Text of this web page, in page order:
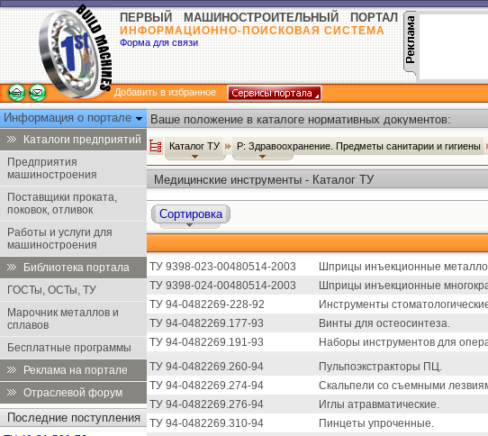
ПЕРВЫЙ МАШИНОСТРОИТЕЛЬНЫЙ ПОРТАЛ
ИНФОРМАЦИОННО-ПОИСКОВАЯ СИСТЕМА
Форма для связи
Добавить в избранное
Информация о портале
Каталоги предприятий
Предприятия
машиностроения
Поставщики проката,
поковок, отливок
Работы и услуги для
машиностроения
Библиотека портала
ГОСТы, ОСТы, ТУ
Марочник металлов и
сплавов
Бесплатные программы
Реклама на портале
Отраслевой форум
Последние поступления
Ваше положение в каталоге нормативных документов:
Каталог ТУ Р: Здравоохранение. Предметы санитарии и гигиены
Медицинские инструменты - Каталог ТУ
Сортировка
ТУ 9398-023-00480514-2003
Шприцы инъекционные
ТУ 9398-024-00480514-2003
Шприцы инъекционные
ТУ 94-0482269-228-92
Инструменты
ТУ 94-0482269.177-93
Винты для остеосинтеза.
ТУ 94-0482269.191-93
Наборы инструментов для
ТУ 94-0482269.260-94
Пульпоэкстракторы ПЦ.
ТУ 94-0482269.274-94
Скальпели со съемными
ТУ 94-0482269.276-94
Иглы атравматические.
ТУ 94-0482269.310-94
Пинцеты упроченные.